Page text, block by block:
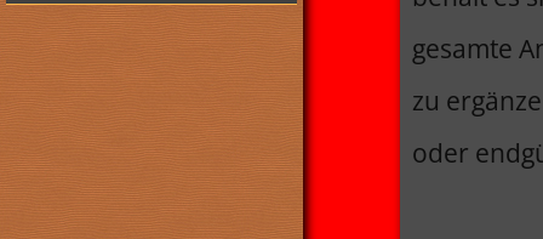
gesamte
zu
oder